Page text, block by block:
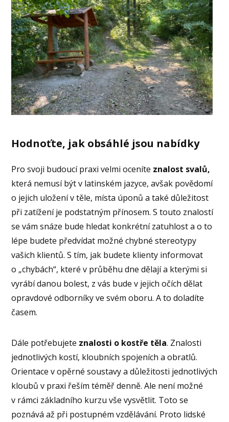
Hodnoťte, jak obsáhlé jsou nabídky
Pro svoji budoucí praxi velmi oceníte znalost svalů,
která nemusí být v latinském jazyce, avšak povědomí
o jejich uložení v těle, místa úponů a také důležitost
při zatížení je podstatným přínosem. S touto znalostí
se vám snáze bude hledat konkrétní zatuhlost a o to
lépe budete předvídat možné chybné stereotypy
vašich klientů. S tím, jak budete klienty informovat
o „chybách“, které v průběhu dne dělají a kterými si
vyrábí danou bolest, z vás bude v jejich očích dělat
opravdové odborníky ve svém oboru. A to doladíte
časem.
Dále potřebujete znalosti o kostře těla. Znalosti
jednotlivých kostí, kloubních spojeních a obratlů.
Orientace v opěrné soustavy a důležitosti jednotlivých
kloubů v praxi řeším téměř denně. Ale není možné
v rámci základního kurzu vše vysvětlit. Toto se
poznává až při postupném vzdělávání. Proto lidské